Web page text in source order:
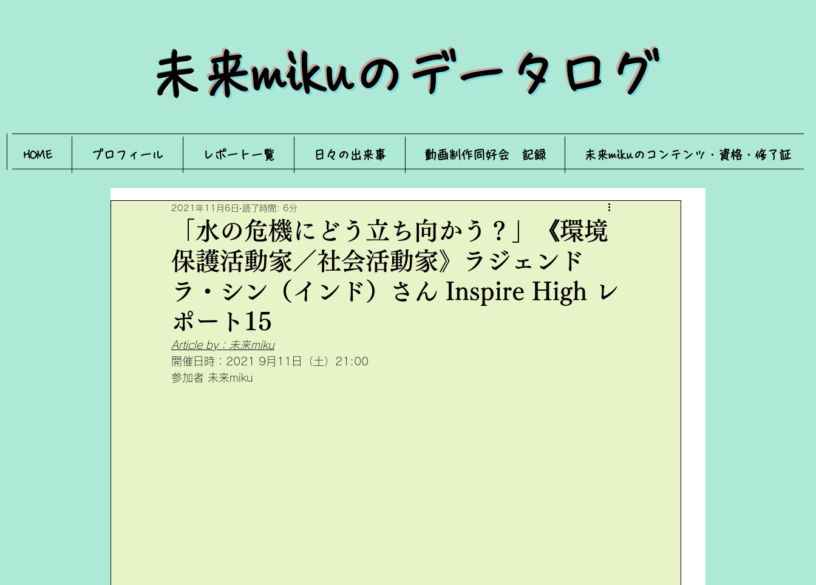
​未来mikuのデータログ
HOME プロフィール レポート一覧 日々の出来事 動画制作同好会 記録 未来mikuのコンテンツ・資格・修了証
「水の危機にどう立ち向かう？」《環境
保護活動家／社会活動家》ラジェンド
ラ・シン（インド）さん Inspire High レ
ポート15
2021年11月6日 読了時間: 6分
Article by：未来miku
開催日時：2021 9月11日（土 ）21:00
参加者 未来miku